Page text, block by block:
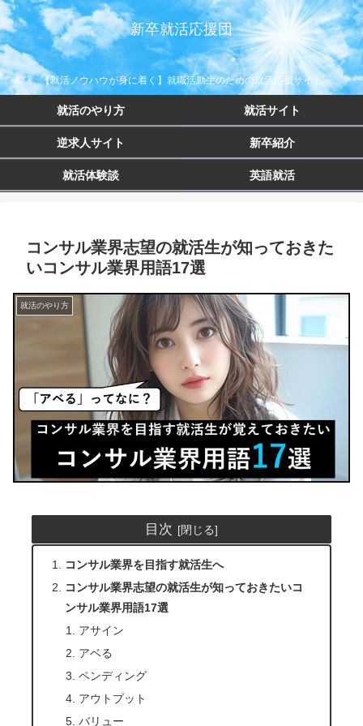
新卒就活応援団
【就活ノウハウが身に着く】就職活動生のための就活応援サイト
就活のやり方 就活サイト
逆求人サイト 新卒紹介
就活体験談 英語就活
コンサル業界志望の就活生が知っておきた
いコンサル業界用語17選
就活のやり方
目次
コンサル業界を目指す就活生へ
コンサル業界志望の就活生が知っておきたいコ
ンサル業界用語17選
アサイン
アベる
ペンディング
アウトプット
バリュー